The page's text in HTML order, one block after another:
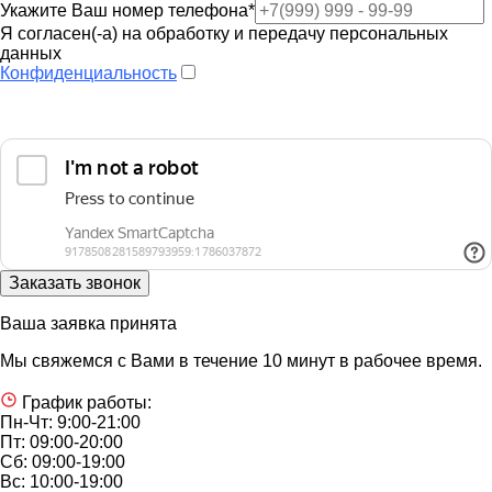
Укажите Ваш номер телефона*
Я согласен(-а) на обработку и передачу персональных
данных
Конфиденциальность
Ваша заявка принята
Мы свяжемся с Вами в течение 10 минут в рабочее время.
График работы:
Пн-Чт: 9:00-21:00
Пт: 09:00-20:00
Сб: 09:00-19:00
Вс: 10:00-19:00